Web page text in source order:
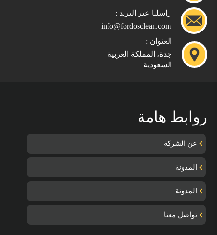
راسلنا عبر البريد :
info@fordosclean.com
العنوان :
جدة، المملكة العربية
السعودية
روابط هامة
عن الشركة
المدونة
المدونة
تواصل معنا